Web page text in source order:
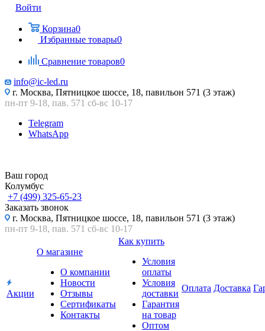
Войти
Корзина0
Избранные товары0
Сравнение товаров0
info@ic-led.ru
г. Москва, Пятницкое шоссе, 18, павильон 571 (3 этаж)
пн-пт 9-18, пав. 571 сб-вс 10-17
Telegram
WhatsApp
Ваш город
Колумбус
+7 (499) 325-65-23
Заказать звонок
г. Москва, Пятницкое шоссе, 18, павильон 571 (3 этаж)
пн-пт 9-18, пав. 571 сб-вс 10-17
Акции
О магазине
О компании
Новости
Отзывы
Сертификаты
Контакты
Как купить
Условия
оплаты
Условия
доставки
Гарантия
на товар
Оптом
Оплата Доставка